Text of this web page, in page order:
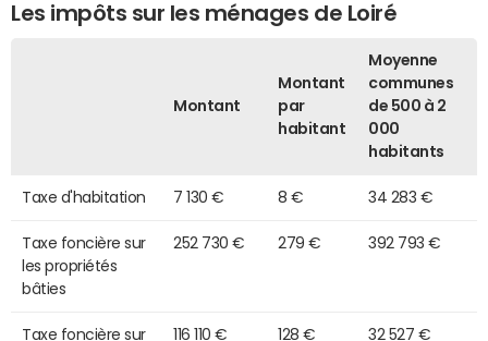
Les impôts sur les ménages de Loiré
Montant
Montant
par
habitant
Moyenne
communes
de 500 à 2
000
habitants
Taxe d'habitation 7 130 € 8 € 34 283 €
Taxe foncière sur
les propriétés
bâties
252 730 € 279 € 392 793 €
Taxe foncière sur
116 110 € 128 € 32 527 €